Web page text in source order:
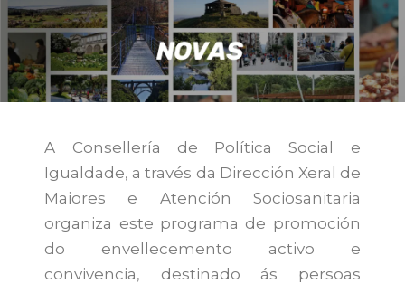
A Consellería de Política Social e
Igualdade, a través da Dirección Xeral de
Maiores e Atención Sociosanitaria
organiza este programa de promoción
do envellecemento activo e
convivencia, destinado ás persoas